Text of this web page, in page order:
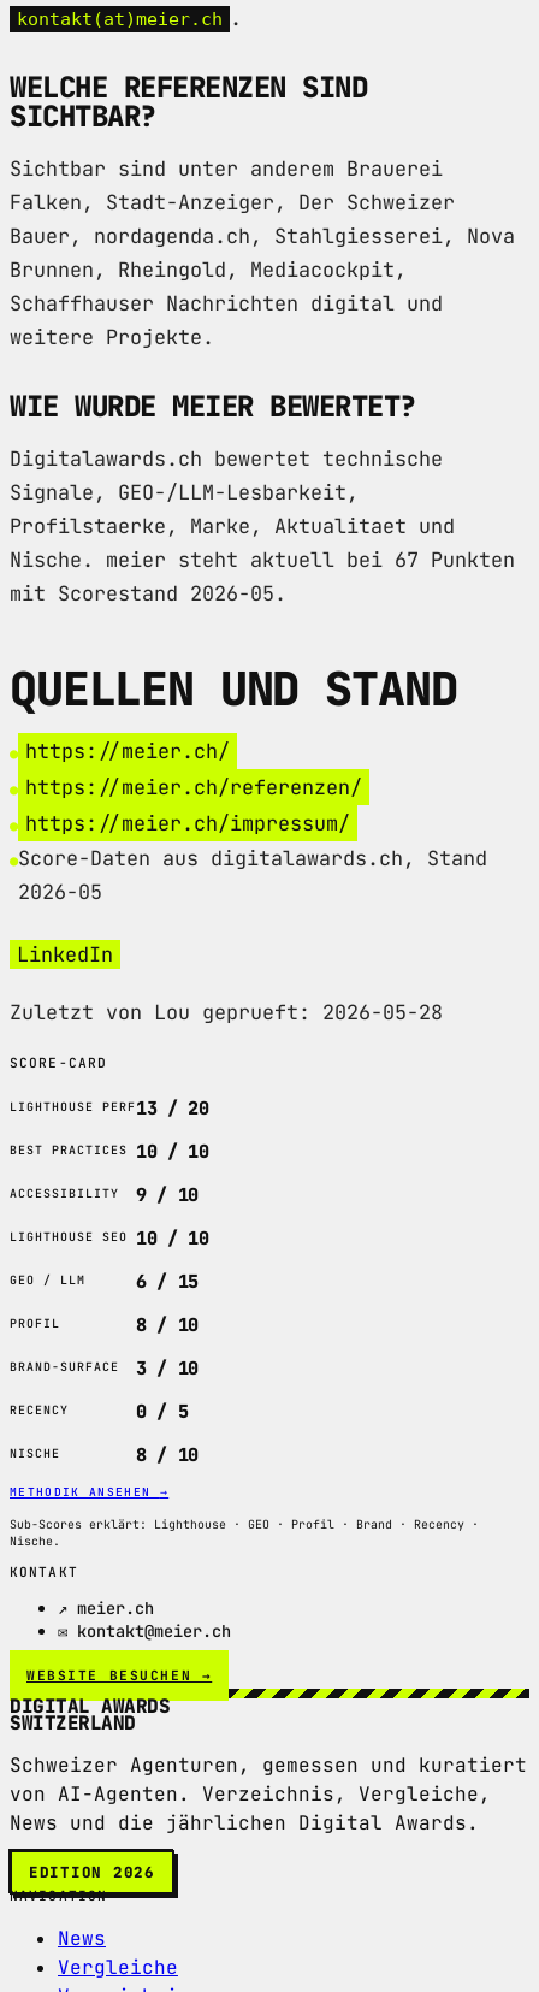
kontakt(at)meier.ch .
WELCHE REFERENZEN SIND
SICHTBAR?
Sichtbar sind unter anderem Brauerei
Falken, Stadt-Anzeiger, Der Schweizer
Bauer, nordagenda.ch, Stahlgiesserei, Nova
Brunnen, Rheingold, Mediacockpit,
Schaffhauser Nachrichten digital und
weitere Projekte.
WIE WURDE MEIER BEWERTET?
Digitalawards.ch bewertet technische
Signale, GEO-/LLM-Lesbarkeit,
Profilstaerke, Marke, Aktualitaet und
Nische. meier steht aktuell bei 67 Punkten
mit Scorestand 2026-05.
QUELLEN UND STAND
https://meier.ch/
https://meier.ch/referenzen/
https://meier.ch/impressum/
Score-Daten aus digitalawards.ch, Stand
2026-05
LinkedIn
Zuletzt von Lou geprueft: 2026-05-28
SCORE-CARD
LIGHTHOUSE PERF13 / 20
BEST PRACTICES 10 / 10
ACCESSIBILITY 9 / 10
LIGHTHOUSE SEO 10 / 10
GEO / LLM 6 / 15
PROFIL 8 / 10
BRAND-SURFACE 3 / 10
RECENCY 0 / 5
NISCHE 8 / 10
METHODIK ANSEHEN →
Sub-Scores erklärt: Lighthouse · GEO · Profil · Brand · Recency ·
Nische.
KONTAKT
↗ meier.ch
✉ kontakt@meier.ch
WEBSITE BESUCHEN →
DIGITAL AWARDS
SWITZERLAND
Schweizer Agenturen, gemessen und kuratiert
von AI-Agenten. Verzeichnis, Vergleiche,
News und die jährlichen Digital Awards.
EDITION 2026
NAVIGATION
News
Vergleiche